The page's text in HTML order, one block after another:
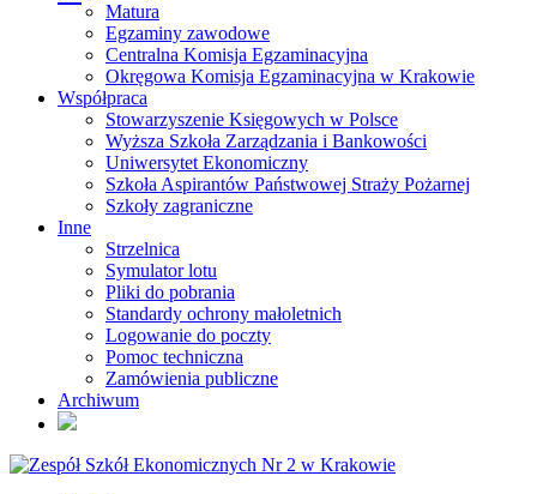
Matura
Egzaminy zawodowe
Centralna Komisja Egzaminacyjna
Okręgowa Komisja Egzaminacyjna w Krakowie
Współpraca
Stowarzyszenie Księgowych w Polsce
Wyższa Szkoła Zarządzania i Bankowości
Uniwersytet Ekonomiczny
Szkoła Aspirantów Państwowej Straży Pożarnej
Szkoły zagraniczne
Inne
Strzelnica
Symulator lotu
Pliki do pobrania
Standardy ochrony małoletnich
Logowanie do poczty
Pomoc techniczna
Zamówienia publiczne
Archiwum